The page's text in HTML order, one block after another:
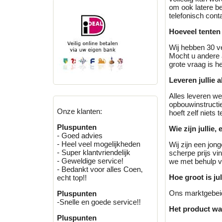
Onze klanten:
Pluspunten
- Goed advies
- Heel veel mogelijkheden
- Super klantvriendelijk
- Geweldige service!
- Bedankt voor alles Coen,
echt top!!
Pluspunten
-Snelle en goede service!!
Pluspunten
om ook latere
telefonisch
Hoeveel
Wij hebben 30
Mocht u andere
grote vraag is
Leveren jullie
Alles leveren
hoeft zelf niets
Wie zijn jullie,
Wij zijn een
scherpe prijs
we met behulp
Hoe groot is
Ons
Het product